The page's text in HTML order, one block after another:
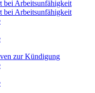
bei Arbeitsunfähigkeit
bei Arbeitsunfähigkeit
zur Kündigung